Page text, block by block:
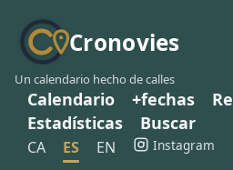
Cronovies
Un calendario hecho de calles
Calendario +fechas
Estadísticas
Buscar
CA ES EN Instagram